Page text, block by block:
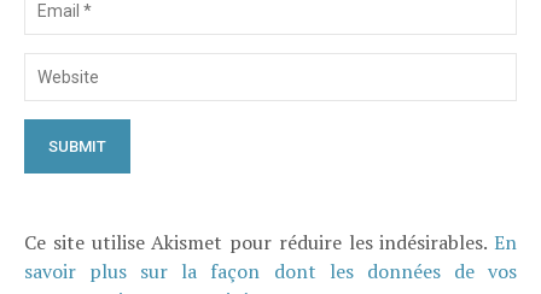
Ce site utilise Akismet pour réduire les indésirables. En
savoir plus sur la façon dont les données de vos